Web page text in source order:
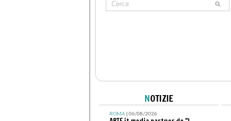
NOTIZIE
ROMA| 06/08/2026